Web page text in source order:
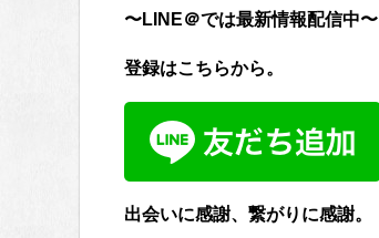
〜LINE＠では最新情報配信中〜
登録はこちらから。
出会いに感謝、繋がりに感謝。